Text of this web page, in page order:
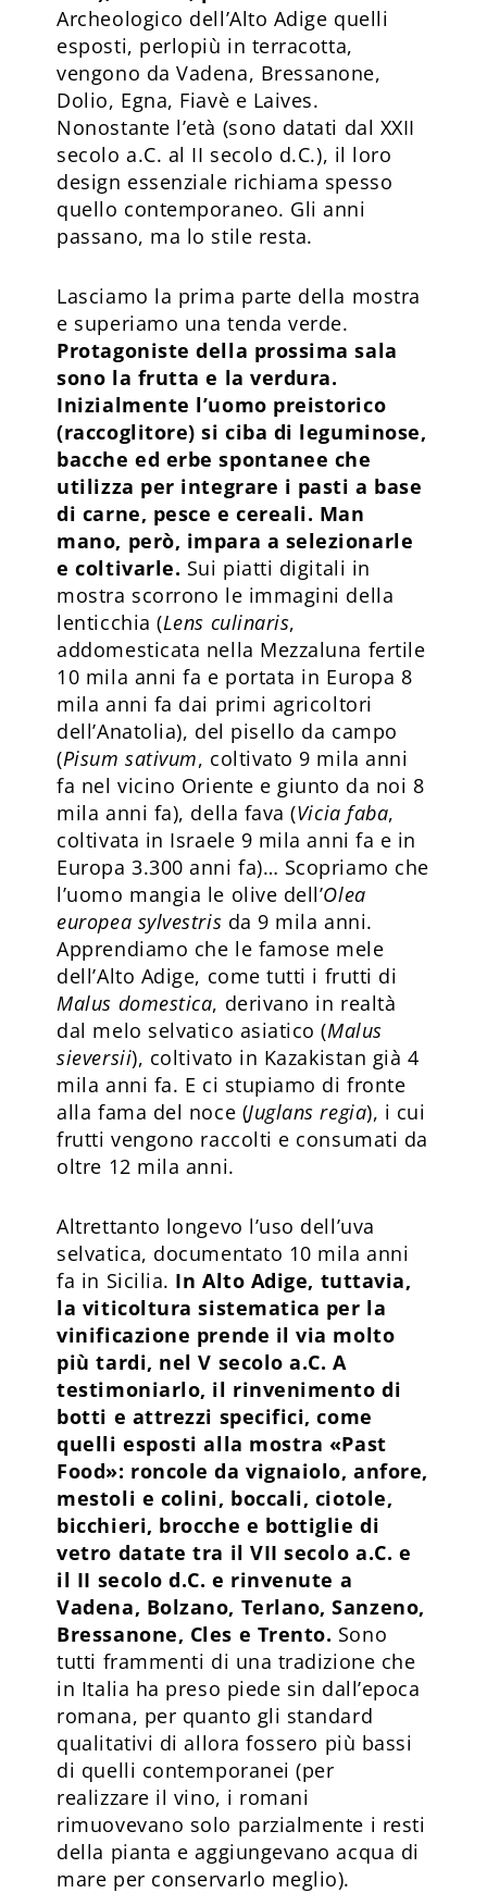
Archeologico dell’Alto Adige quelli
esposti, perlopiù in terracotta,
vengono da Vadena, Bressanone,
Dolio, Egna, Fiavè e Laives.
Nonostante l’età (sono datati dal XXII
secolo a.C. al II secolo d.C.), il loro
design essenziale richiama spesso
quello contemporaneo. Gli anni
passano, ma lo stile resta.
Lasciamo la prima parte della mostra
e superiamo una tenda verde.
Protagoniste della prossima sala
sono la frutta e la verdura.
Inizialmente l’uomo preistorico
(raccoglitore) si ciba di leguminose,
bacche ed erbe spontanee che
utilizza per integrare i pasti a base
di carne, pesce e cereali. Man
mano, però, impara a selezionarle
e coltivarle. Sui piatti digitali in
mostra scorrono le immagini della
lenticchia (Lens culinaris,
addomesticata nella Mezzaluna fertile
10 mila anni fa e portata in Europa 8
mila anni fa dai primi agricoltori
dell’Anatolia), del pisello da campo
(Pisum sativum, coltivato 9 mila anni
fa nel vicino Oriente e giunto da noi 8
mila anni fa), della fava (Vicia faba,
coltivata in Israele 9 mila anni fa e in
Europa 3.300 anni fa)… Scopriamo che
l’uomo mangia le olive dell’Olea
europea sylvestris da 9 mila anni.
Apprendiamo che le famose mele
dell’Alto Adige, come tutti i frutti di
Malus domestica, derivano in realtà
dal melo selvatico asiatico (Malus
sieversii), coltivato in Kazakistan già 4
mila anni fa. E ci stupiamo di fronte
alla fama del noce (Juglans regia), i cui
frutti vengono raccolti e consumati da
oltre 12 mila anni.
Altrettanto longevo l’uso dell’uva
selvatica, documentato 10 mila anni
fa in Sicilia. In Alto Adige, tuttavia,
la viticoltura sistematica per la
vinificazione prende il via molto
più tardi, nel V secolo a.C. A
testimoniarlo, il rinvenimento di
botti e attrezzi specifici, come
quelli esposti alla mostra «Past
Food»: roncole da vignaiolo, anfore,
mestoli e colini, boccali, ciotole,
bicchieri, brocche e bottiglie di
vetro datate tra il VII secolo a.C. e
il II secolo d.C. e rinvenute a
Vadena, Bolzano, Terlano, Sanzeno,
Bressanone, Cles e Trento. Sono
tutti frammenti di una tradizione che
in Italia ha preso piede sin dall’epoca
romana, per quanto gli standard
qualitativi di allora fossero più bassi
di quelli contemporanei (per
realizzare il vino, i romani
rimuovevano solo parzialmente i resti
della pianta e aggiungevano acqua di
mare per conservarlo meglio).